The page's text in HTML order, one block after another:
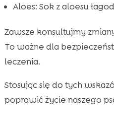
Aloes: Sok z aloesu
Zawsze konsultujmy
To ważne dla
leczenia.
Stosując się do tych
poprawić życie naszego